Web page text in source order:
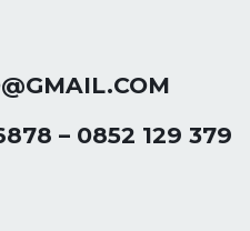
– 0852 129 379